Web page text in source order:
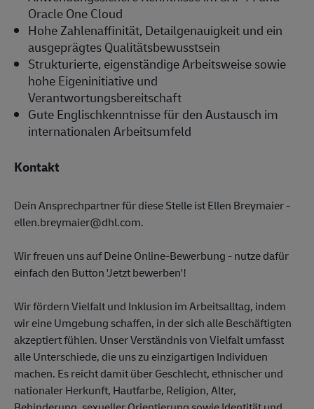
Oracle One Cloud
Hohe Zahlenaffinität, Detailgenauigkeit und ein
ausgeprägtes Qualitätsbewusstsein
Strukturierte, eigenständige Arbeitsweise sowie
hohe Eigeninitiative und
Verantwortungsbereitschaft
Gute Englischkenntnisse für den Austausch im
internationalen Arbeitsumfeld
Kontakt
Dein Ansprechpartner für diese Stelle ist Ellen Breymaier -
ellen.breymaier@dhl.com.
Wir freuen uns auf Deine Online-Bewerbung - nutze dafür
einfach den Button 'Jetzt bewerben'!
Wir fördern Vielfalt und Inklusion im Arbeitsalltag, indem
wir eine Umgebung schaffen, in der sich alle Beschäftigten
akzeptiert fühlen. Unser Verständnis von Vielfalt umfasst
alle Unterschiede, die uns zu einzigartigen Individuen
machen. Es reicht damit über Geschlecht, ethnischer und
nationaler Herkunft, Hautfarbe, Religion, Alter,